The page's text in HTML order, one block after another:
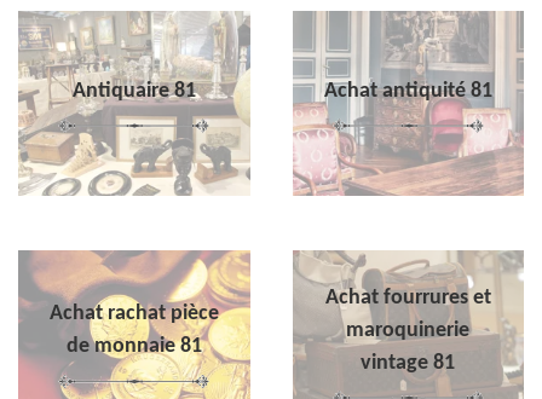
Antiquaire 81 Achat antiquité 81
Achat rachat pièce
de monnaie 81
Achat fourrures et
maroquinerie
vintage 81